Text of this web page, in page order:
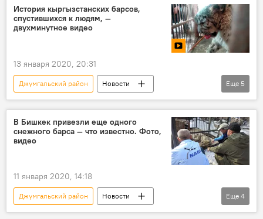
Добрые истории кыргызстанцев
История кыргызстанских барсов,
спустившихся к людям, —
двухминутное видео
13 января 2020, 20:31
Джумгальский район
Новости
Общество
видео
Мультимедиа
Кыргызстан
Талас
Еще 5
В Бишкек привезли еще одного
снежного барса — что известно. Фото,
видео
11 января 2020, 14:18
Джумгальский район
Новости
Общество
Кыргызстан
Еще 4